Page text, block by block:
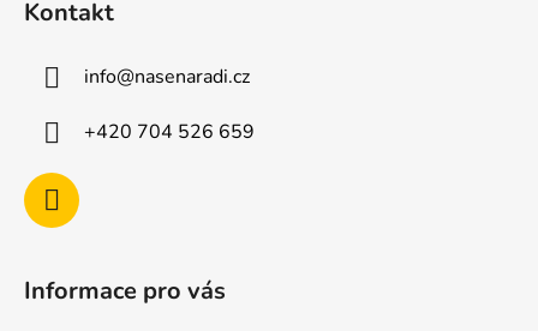
Kontakt
info@nasenaradi.cz
+420 704 526 659
Informace pro vás